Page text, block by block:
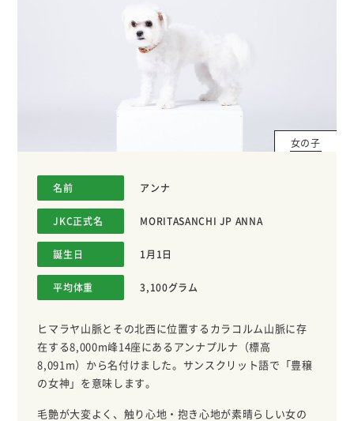
女の子
名前 アンナ
JKC正式名 MORITASANCHI JP ANNA
誕生日 1月1日
平均体重 3,100グラム
ヒマラヤ山脈とその北西に位置するカラコルム山脈に存
在する8,000m峰14座にあるアンナプルナ（標高
8,091m）から名付けました。サンスクリット語で「豊穣
の女神」を意味します。
毛艶が大変よく、触り心地・抱き心地が素晴らしい女の